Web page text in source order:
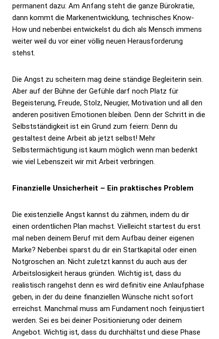
permanent dazu: Am Anfang steht die ganze Bürokratie,
dann kommt die Markenentwicklung, technisches Know-
How und nebenbei entwickelst du dich als Mensch immens
weiter weil du vor einer völlig neuen Herausforderung
stehst.
Die Angst zu scheitern mag deine ständige Begleiterin sein.
Aber auf der Bühne der Gefühle darf noch Platz für
Begeisterung, Freude, Stolz, Neugier, Motivation und all den
anderen positiven Emotionen bleiben. Denn der Schritt in die
Selbstständigkeit ist ein Grund zum feiern: Denn du
gestaltest deine Arbeit ab jetzt selbst! Mehr
Selbstermächtigung ist kaum möglich wenn man bedenkt
wie viel Lebenszeit wir mit Arbeit verbringen.
Finanzielle Unsicherheit – Ein praktisches Problem
Die existenzielle Angst kannst du zähmen, indem du dir
einen ordentlichen Plan machst. Vielleicht startest du erst
mal neben deinem Beruf mit dem Aufbau deiner eigenen
Marke? Nebenbei sparst du dir ein Startkapital oder einen
Notgroschen an. Nicht zuletzt kannst du auch aus der
Arbeitslosigkeit heraus gründen. Wichtig ist, dass du
realistisch rangehst denn es wird definitiv eine Anlaufphase
geben, in der du deine finanziellen Wünsche nicht sofort
erreichst. Manchmal muss am Fundament noch feinjustiert
werden. Sei es bei deiner Positionierung oder deinem
Angebot. Wichtig ist, dass du durchhältst und diese Phase